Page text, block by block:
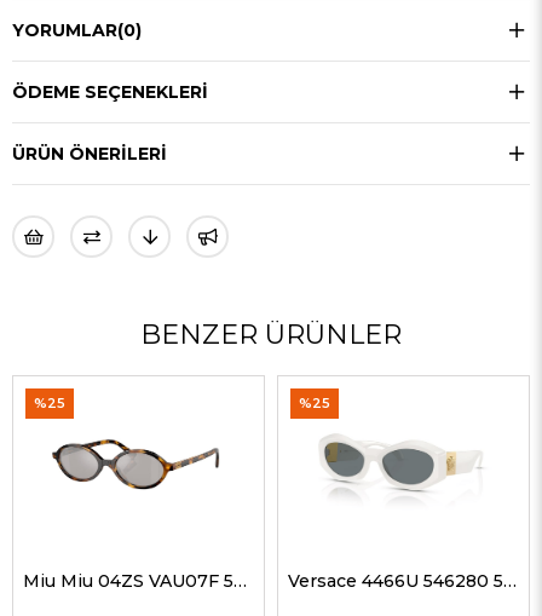
YORUMLAR(0)
ÖDEME SEÇENEKLERI
ÜRÜN ÖNERILERI
BENZER ÜRÜNLER
Miu Miu 04ZS VAU07F 50 Kadın Güneş Gözlükleri Versace 4466U 546280 54 G Kadın Güneş Gözlükleri